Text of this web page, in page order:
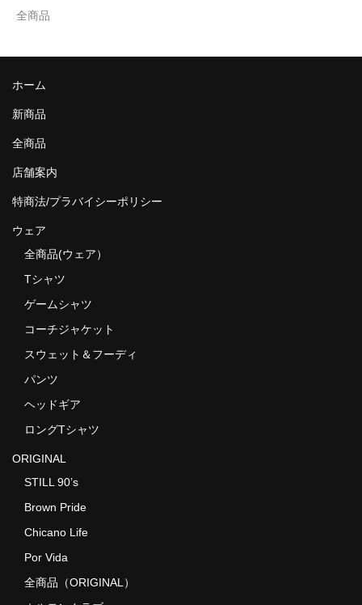
全商品
ホーム
新商品
全商品
店舗案内
特商法/プラバイシーポリシー
ウェア
全商品(ウェア）
Tシャツ
ゲームシャツ
コーチジャケット
スウェット＆フーディ
パンツ
ヘッドギア
ロングTシャツ
ORIGINAL
STILL 90’s
Brown Pride
Chicano Life
Por Vida
全商品（ORIGINAL）